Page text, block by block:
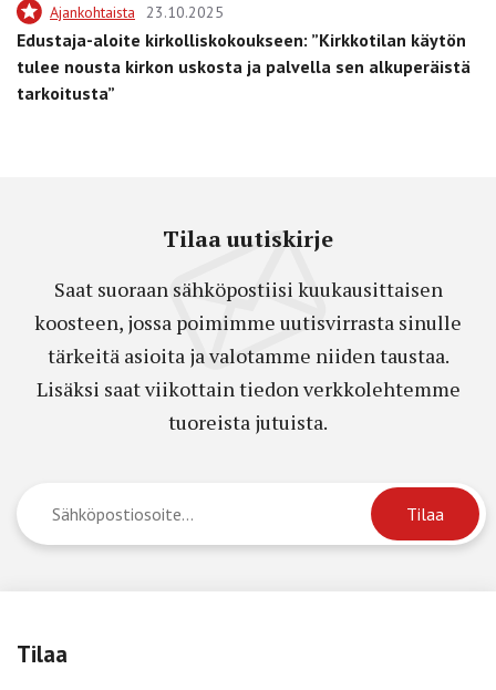
Ajankohtaista 23.10.2025
Edustaja-aloite kirkolliskokoukseen: ”Kirkkotilan käytön
tulee nousta kirkon uskosta ja palvella sen alkuperäistä
tarkoitusta”
Tilaa uutiskirje
Saat suoraan sähköpostiisi kuukausittaisen
koosteen, jossa poimimme uutisvirrasta sinulle
tärkeitä asioita ja valotamme niiden taustaa.
Lisäksi saat viikottain tiedon verkkolehtemme
tuoreista jutuista.
Tilaa